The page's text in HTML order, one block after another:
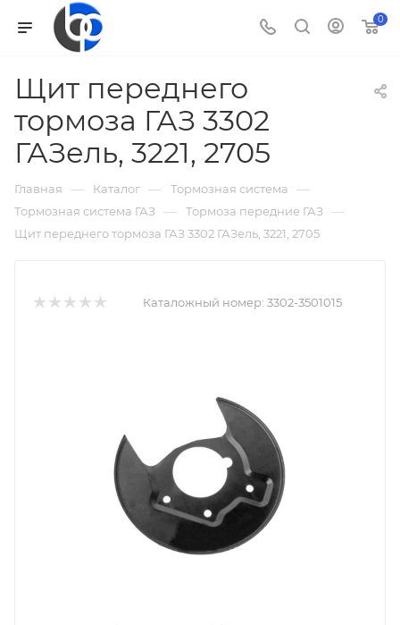
0
Щит переднего
тормоза ГАЗ 3302
ГАЗель, 3221, 2705
Главная — Каталог — Тормозная система —
Тормозная система ГАЗ — Тормоза передние ГАЗ —
Щит переднего тормоза ГАЗ 3302 ГАЗель, 3221, 2705
Каталожный номер: 3302-3501015